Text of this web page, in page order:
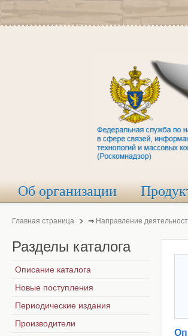
Об организации
Главная страница ⇒ Направление
Разделы каталога
Описание каталога
Новые поступления
Периодические издания
Производители